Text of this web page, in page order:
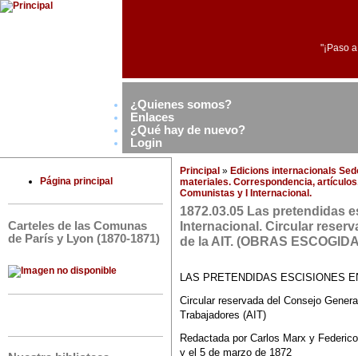
"¡Paso
¿Quienes somos?
Enlaces
¿Qué hay de nuevo?
Login
Página principal
Carteles de las Comunas
de París y Lyon (1870-1871)
Principal » Edicions internacionals
materiales. Correspondencia,
Comunistas y I Internacional.
1872.03.05 Las pretendidas
Internacional. Circular
de la AIT. (OBRAS
LAS PRETENDIDAS ESCISIONES
Circular reservada del Consejo
Trabajadores (AIT)
Redactada por Carlos Marx y
y el 5 de marzo de 1872